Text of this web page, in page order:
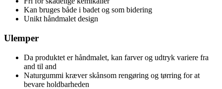
Kan bruges både i badet og som bidering
Unikt håndmalet design
Ulemper
Da produktet er håndmalet, kan farver og udtryk variere fra
and til and
Naturgummi kræver skånsom rengøring og tørring for at
bevare holdbarheden